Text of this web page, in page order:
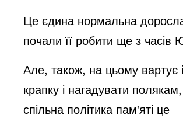
Це єдина нормальна
почали її робити ще з часів
Але, також, на цьому вартує
крапку і нагадувати
спільна політика пам'яті це